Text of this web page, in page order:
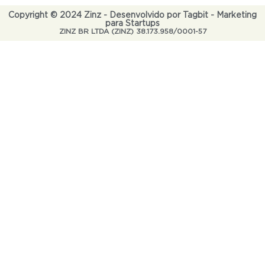
Copyright © 2024 Zinz - Desenvolvido por Tagbit - Marketing
para Startups
ZINZ BR LTDA (ZINZ) 38.173.958/0001-57